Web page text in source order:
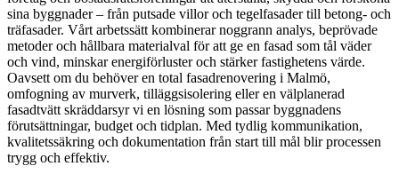
sina byggnader – från putsade villor och tegelfasader till betong- och
träfasader. Vårt arbetssätt kombinerar noggrann analys, beprövade
metoder och hållbara materialval för att ge en fasad som tål väder
och vind, minskar energiförluster och stärker fastighetens värde.
Oavsett om du behöver en total fasadrenovering i Malmö,
omfogning av murverk, tilläggsisolering eller en välplanerad
fasadtvätt skräddarsyr vi en lösning som passar byggnadens
förutsättningar, budget och tidplan. Med tydlig kommunikation,
kvalitetssäkring och dokumentation från start till mål blir processen
trygg och effektiv.